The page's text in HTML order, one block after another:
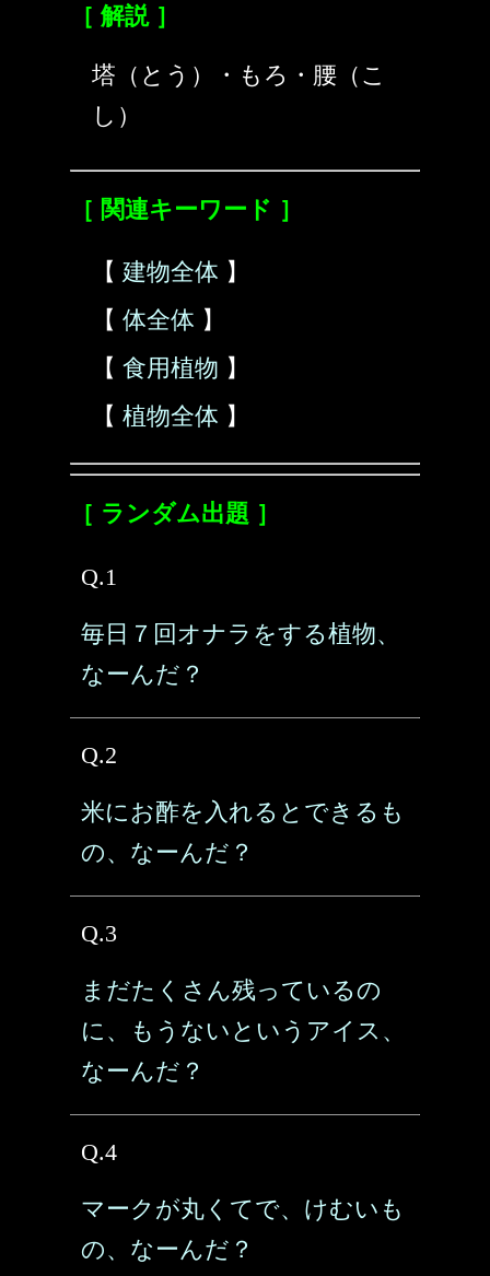
［ 解説 ］
塔（とう）・もろ・腰（こ
し）
［ 関連キーワード ］
【 建物全体 】
【 体全体 】
【 食用植物 】
【 植物全体 】
［ ランダム出題 ］
Q.1
毎日７回オナラをする植物、
なーんだ？
Q.2
米にお酢を入れるとできるも
の、なーんだ？
Q.3
まだたくさん残っているの
に、もうないというアイス、
なーんだ？
Q.4
マークが丸くてで、けむいも
の、なーんだ？